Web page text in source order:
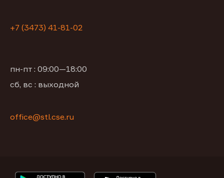
+7 (3473) 41-81-02
пн-пт : 09:00—18:00
сб, вс : выходной
office@stl.cse.ru